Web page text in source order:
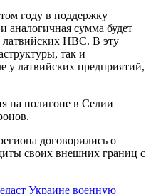
году в поддержку
аналогичная сумма будет
латвийских НВС. В эту
так и
у латвийских предприятий,
на полигоне в Селии
договорились о
своих внешних границ с
Украине военную